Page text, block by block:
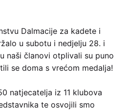
Dalmacije za kadete i
u subotu i nedjelju 28. i
naši članovi otplivali su puno
se doma s vrećom medalja!
natjecatelja iz 11 klubova
te osvojili smo